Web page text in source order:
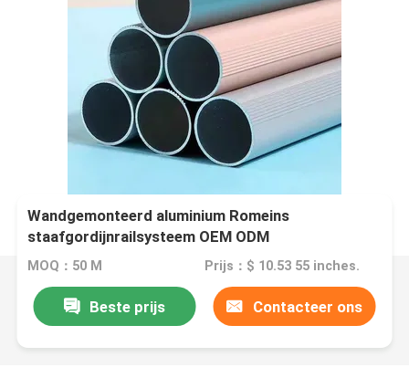
Wandgemonteerd aluminium Romeins
staafgordijnrailsysteem OEM ODM
MOQ：50 M Prijs：$ 10.53 55 inches.
Beste prijs Contacteer ons